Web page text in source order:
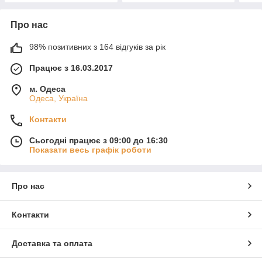
Про нас
98% позитивних з 164 відгуків за рік
Працює з 16.03.2017
м. Одеса
Одеса, Україна
Контакти
Сьогодні працює з 09:00 до 16:30
Показати весь графік роботи
Про нас
Контакти
Доставка та оплата